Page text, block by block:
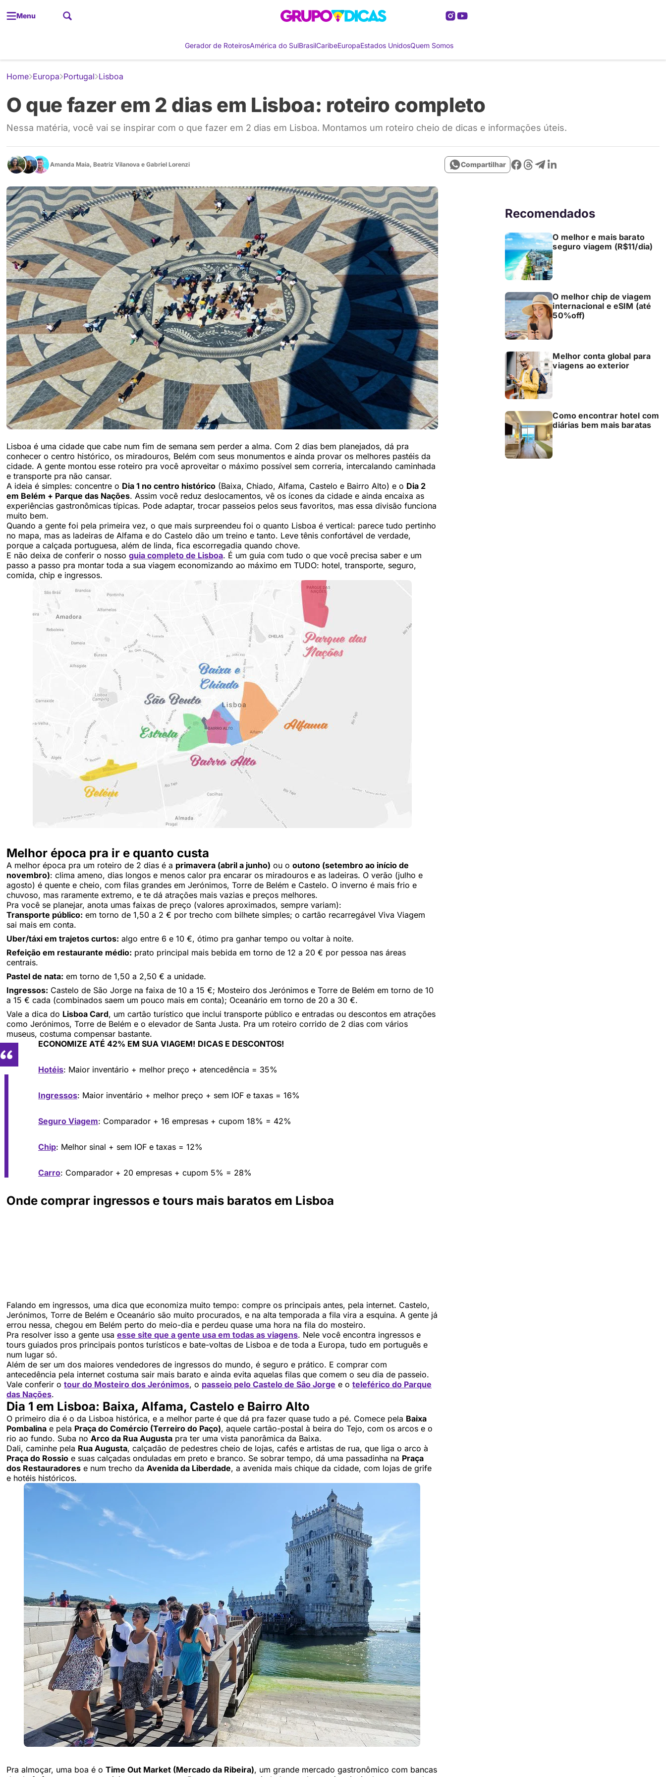
Menu
Gerador de RoteirosAmérica do SulBrasilCaribeEuropaEstados UnidosQuem Somos
Home Europa Portugal Lisboa
O que fazer em 2 dias em Lisboa: roteiro completo
Nessa matéria, você vai se inspirar com o que fazer em 2 dias em Lisboa. Montamos um roteiro cheio de dicas e informações úteis.
Amanda Maia, Beatriz Vilanova e Gabriel Lorenzi Compartilhar
Lisboa é uma cidade que cabe num fim de semana sem perder a alma. Com 2 dias bem planejados, dá pra
conhecer o centro histórico, os miradouros, Belém com seus monumentos e ainda provar os melhores pastéis da
cidade. A gente montou esse roteiro pra você aproveitar o máximo possível sem correria, intercalando caminhada
e transporte pra não cansar.
A ideia é simples: concentre o Dia 1 no centro histórico (Baixa, Chiado, Alfama, Castelo e Bairro Alto) e o Dia 2
em Belém + Parque das Nações. Assim você reduz deslocamentos, vê os ícones da cidade e ainda encaixa as
experiências gastronômicas típicas. Pode adaptar, trocar passeios pelos seus favoritos, mas essa divisão funciona
muito bem.
Quando a gente foi pela primeira vez, o que mais surpreendeu foi o quanto Lisboa é vertical: parece tudo pertinho
no mapa, mas as ladeiras de Alfama e do Castelo dão um treino e tanto. Leve tênis confortável de verdade,
porque a calçada portuguesa, além de linda, fica escorregadia quando chove.
E não deixa de conferir o nosso guia completo de Lisboa. É um guia com tudo o que você precisa saber e um
passo a passo pra montar toda a sua viagem economizando ao máximo em TUDO: hotel, transporte, seguro,
comida, chip e ingressos.
Melhor época pra ir e quanto custa
A melhor época pra um roteiro de 2 dias é a primavera (abril a junho) ou o outono (setembro ao início de
novembro): clima ameno, dias longos e menos calor pra encarar os miradouros e as ladeiras. O verão (julho e
agosto) é quente e cheio, com filas grandes em Jerónimos, Torre de Belém e Castelo. O inverno é mais frio e
chuvoso, mas raramente extremo, e te dá atrações mais vazias e preços melhores.
Pra você se planejar, anota umas faixas de preço (valores aproximados, sempre variam):
Transporte público: em torno de 1,50 a 2 € por trecho com bilhete simples; o cartão recarregável Viva Viagem
sai mais em conta.
Uber/táxi em trajetos curtos: algo entre 6 e 10 €, ótimo pra ganhar tempo ou voltar à noite.
Refeição em restaurante médio: prato principal mais bebida em torno de 12 a 20 € por pessoa nas áreas
centrais.
Pastel de nata: em torno de 1,50 a 2,50 € a unidade.
Ingressos: Castelo de São Jorge na faixa de 10 a 15 €; Mosteiro dos Jerónimos e Torre de Belém em torno de 10
a 15 € cada (combinados saem um pouco mais em conta); Oceanário em torno de 20 a 30 €.
Vale a dica do Lisboa Card, um cartão turístico que inclui transporte público e entradas ou descontos em atrações
como Jerónimos, Torre de Belém e o elevador de Santa Justa. Pra um roteiro corrido de 2 dias com vários
museus, costuma compensar bastante.
ECONOMIZE ATÉ 42% EM SUA VIAGEM! DICAS E DESCONTOS!
Hotéis: Maior inventário + melhor preço + atencedência = 35%
Ingressos: Maior inventário + melhor preço + sem IOF e taxas = 16%
Seguro Viagem: Comparador + 16 empresas + cupom 18% = 42%
Chip: Melhor sinal + sem IOF e taxas = 12%
Carro: Comparador + 20 empresas + cupom 5% = 28%
Onde comprar ingressos e tours mais baratos em Lisboa
Falando em ingressos, uma dica que economiza muito tempo: compre os principais antes, pela internet. Castelo,
Jerónimos, Torre de Belém e Oceanário são muito procurados, e na alta temporada a fila vira a esquina. A gente já
errou nessa, chegou em Belém perto do meio-dia e perdeu quase uma hora na fila do mosteiro.
Pra resolver isso a gente usa esse site que a gente usa em todas as viagens. Nele você encontra ingressos e
tours guiados pros principais pontos turísticos e bate-voltas de Lisboa e de toda a Europa, tudo em português e
num lugar só.
Além de ser um dos maiores vendedores de ingressos do mundo, é seguro e prático. E comprar com
antecedência pela internet costuma sair mais barato e ainda evita aquelas filas que comem o seu dia de passeio.
Vale conferir o tour do Mosteiro dos Jerónimos, o passeio pelo Castelo de São Jorge e o teleférico do Parque
das Nações.
Dia 1 em Lisboa: Baixa, Alfama, Castelo e Bairro Alto
O primeiro dia é o da Lisboa histórica, e a melhor parte é que dá pra fazer quase tudo a pé. Comece pela Baixa
Pombalina e pela Praça do Comércio (Terreiro do Paço), aquele cartão-postal à beira do Tejo, com os arcos e o
rio ao fundo. Suba no Arco da Rua Augusta pra ter uma vista panorâmica da Baixa.
Dali, caminhe pela Rua Augusta, calçadão de pedestres cheio de lojas, cafés e artistas de rua, que liga o arco à
Praça do Rossio e suas calçadas onduladas em preto e branco. Se sobrar tempo, dá uma passadinha na Praça
dos Restauradores e num trecho da Avenida da Liberdade, a avenida mais chique da cidade, com lojas de grife
e hotéis históricos.
Pra almoçar, uma boa é o Time Out Market (Mercado da Ribeira), um grande mercado gastronômico com bancas
Recomendados
O melhor e mais barato
seguro viagem (R$11/dia)
O melhor chip de viagem
internacional e eSIM (até
50%off)
Melhor conta global para
viagens ao exterior
Como encontrar hotel com
diárias bem mais baratas